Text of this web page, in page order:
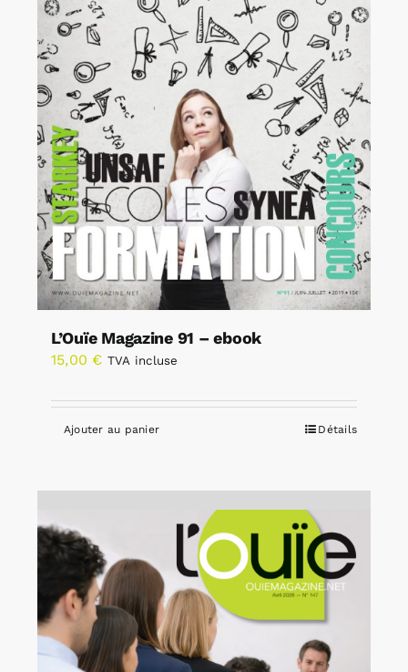
L’Ouïe Magazine 91 – ebook
15,00 € TVA incluse
Ajouter au panier Détails